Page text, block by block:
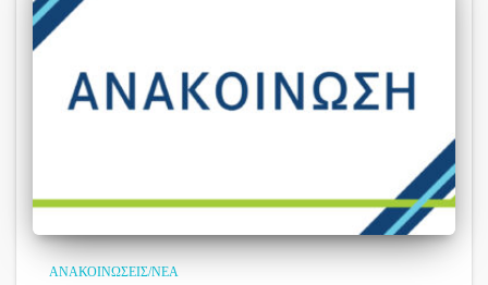
ΑΝΑΚΟΙΝΏΣΕΙΣ/ΝΈΑ